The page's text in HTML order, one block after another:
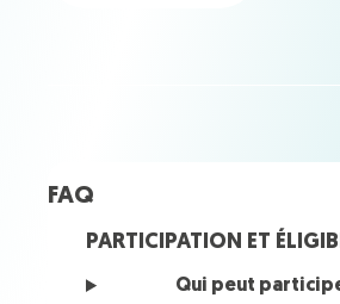
FAQ
PARTICIPATION ET
Qui peut